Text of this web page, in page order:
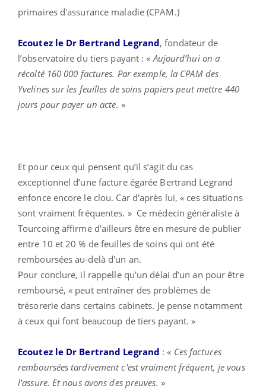
primaires d'assurance maladie (CPAM.)
Ecoutez le Dr Bertrand Legrand, fondateur de
l’observatoire du tiers payant : « Aujourd’hui on a
récolté 160 000 factures. Par exemple, la CPAM des
Yvelines sur les feuilles de soins papiers peut mettre 440
jours pour payer un acte. »
Et pour ceux qui pensent qu’il s’agit du cas
exceptionnel d’une facture égarée Bertrand Legrand
enfonce encore le clou. Car d'après lui, « ces situations
sont vraiment fréquentes. » Ce médecin généraliste à
Tourcoing affirme d'ailleurs être en mesure de publier
entre 10 et 20 % de feuilles de soins qui ont été
remboursées au-delà d'un an.
Pour conclure, il rappelle qu'un délai d’un an pour être
remboursé, « peut entraîner des problèmes de
trésorerie dans certains cabinets. Je pense notamment
à ceux qui font beaucoup de tiers payant. »
Ecoutez le Dr Bertrand Legrand : « Ces factures
remboursées tardivement c'est vraiment fréquent, je vous
l'assure. Et nous avons des preuves. »